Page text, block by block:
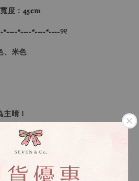
度：45𝐜𝐦
*----*----*----*----୨୧
、米色
唷！
出